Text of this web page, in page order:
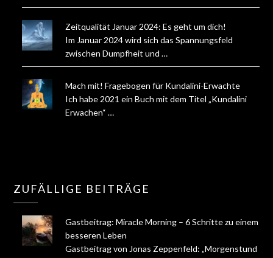
Zeitqualität Januar 2024: Es geht um dich!
Im Januar 2024 wird sich das Spannungsfeld
zwischen Dumpfheit und …
Mach mit! Fragebogen für Kundalini-Erwachte
Ich habe 2021 ein Buch mit dem Titel „Kundalini
Erwachen“ …
ZUFÄLLIGE BEITRÄGE
Gastbeitrag: Miracle Morning – 6 Schritte zu einem
besseren Leben
Gastbeitrag von Jonas Zeppenfeld: „Morgenstund